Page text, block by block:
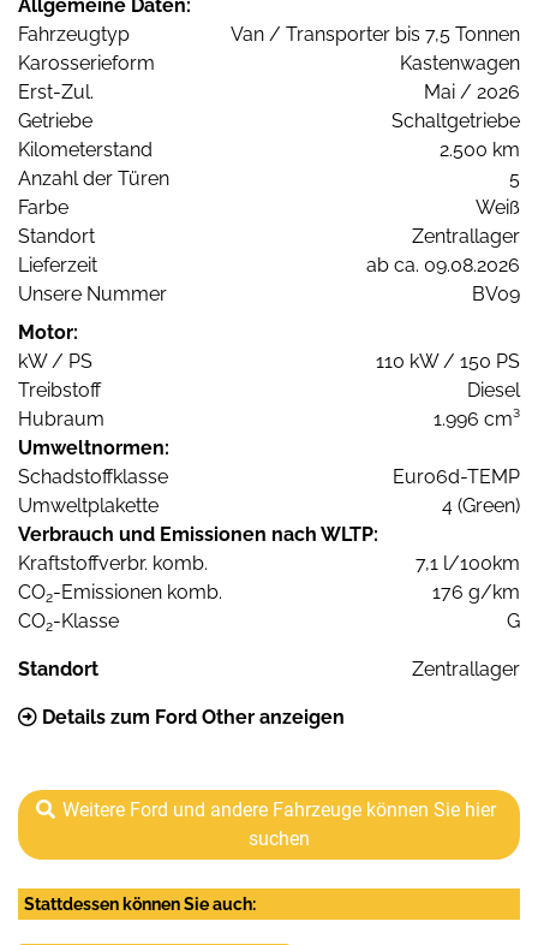
Allgemeine Daten:
Fahrzeugtyp
Van / Transporter bis 7,5 Tonnen
Karosserieform
Kastenwagen
Erst-Zul.
Mai / 2026
Getriebe
Schaltgetriebe
Kilometerstand
2.500 km
Anzahl der Türen
5
Farbe
Weiß
Standort
Zentrallager
Lieferzeit
ab ca. 09.08.2026
Unsere Nummer
BV09
Motor:
kW / PS
110 kW / 150 PS
Treibstoff
Diesel
Hubraum
1.996 cm³
Umweltnormen:
Schadstoffklasse
Euro6d-TEMP
Umweltplakette
4 (Green)
Verbrauch und Emissionen nach WLTP:
Kraftstoffverbr. komb.
7,1 l/100km
CO2-Emissionen komb.
176 g/km
CO2-Klasse G
Standort Zentrallager
Details zum Ford Other anzeigen
Weitere Ford und andere Fahrzeuge können Sie hier
suchen
Stattdessen können Sie auch: